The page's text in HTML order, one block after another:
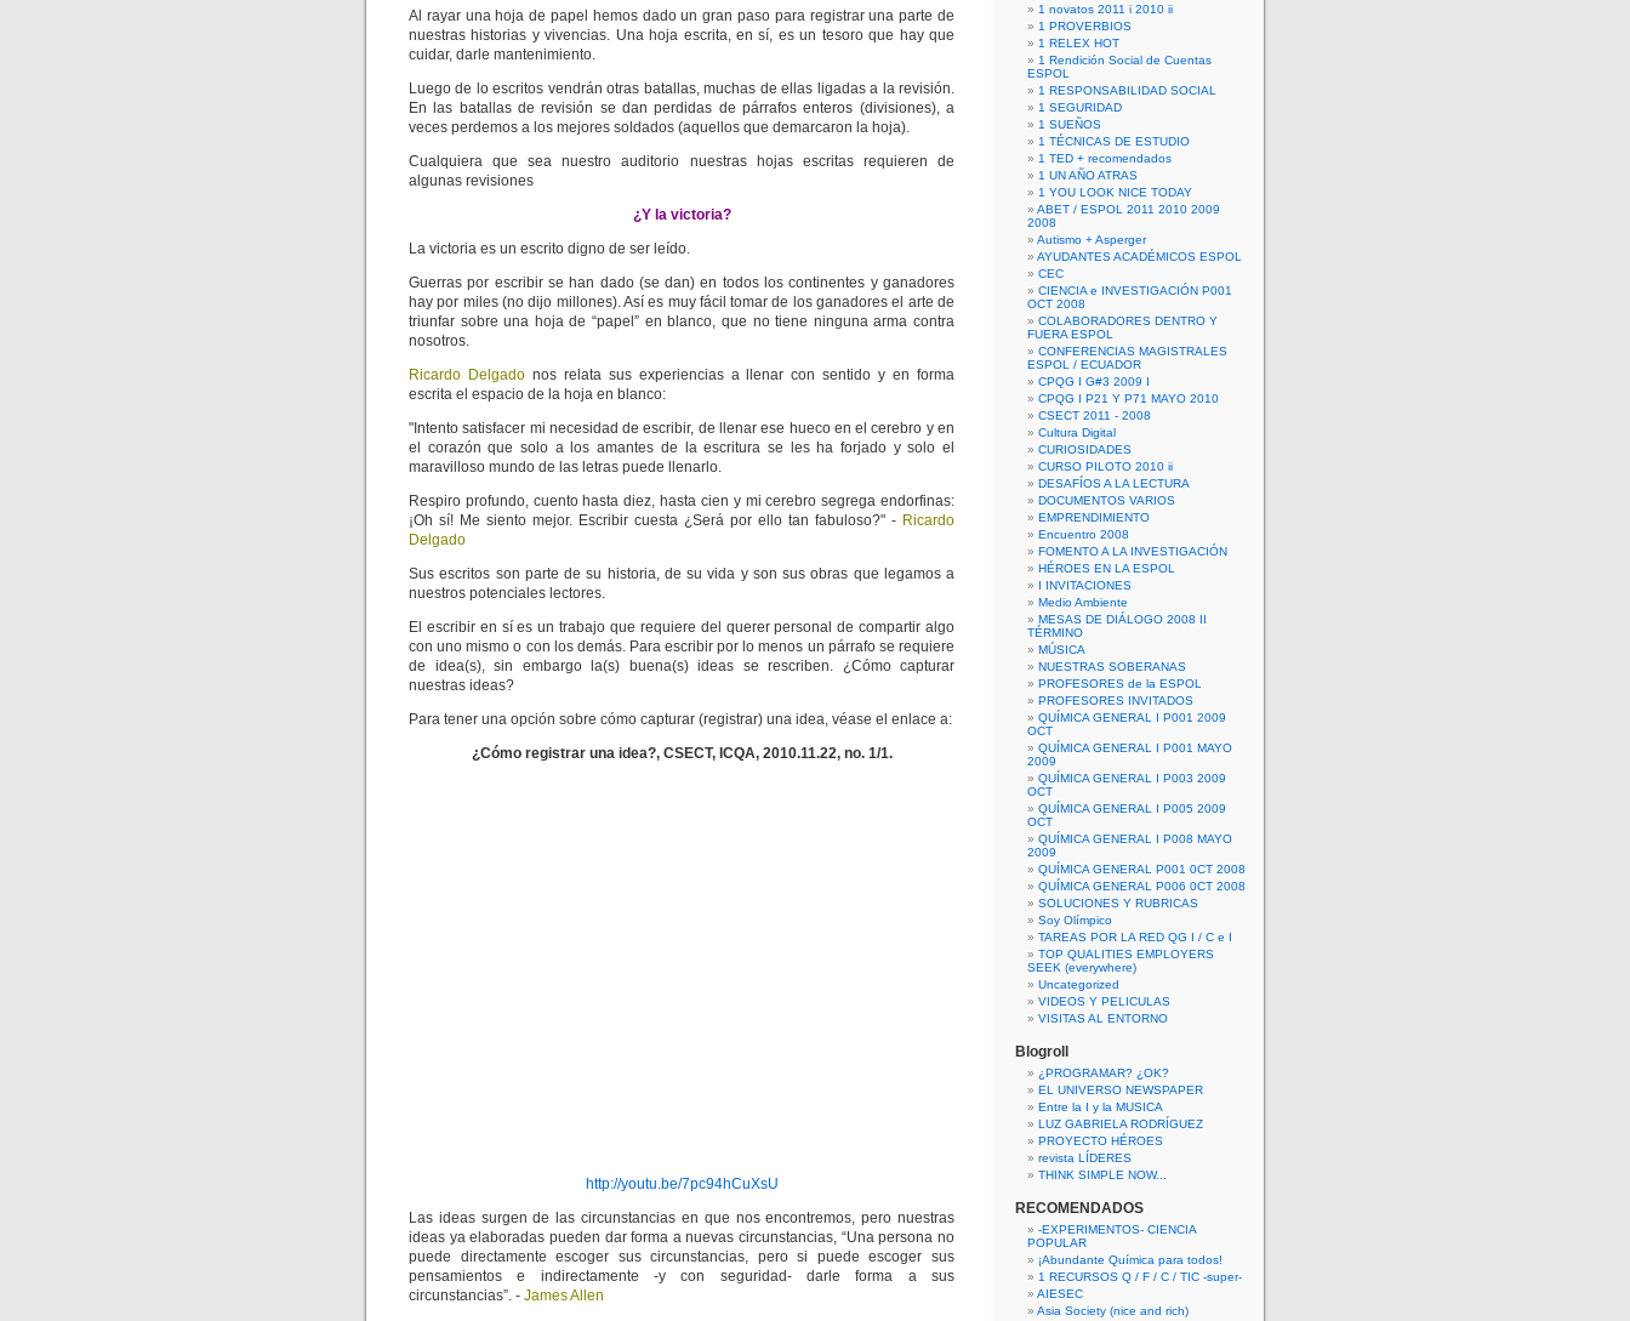
Al rayar una hoja de papel hemos dado un gran paso para registrar una parte de
nuestras historias y vivencias. Una hoja escrita, en sí, es un tesoro que hay que
cuidar, darle mantenimiento.
Luego de lo escritos vendrán otras batallas, muchas de ellas ligadas a la revisión.
En las batallas de revisión se dan perdidas de párrafos enteros (divisiones), a
veces perdemos a los mejores soldados (aquellos que demarcaron la hoja).
Cualquiera que sea nuestro auditorio nuestras hojas escritas requieren de
algunas revisiones
¿Y la victoria?
La victoria es un escrito digno de ser leído.
Guerras por escribir se han dado (se dan) en todos los continentes y ganadores
hay por miles (no dijo millones). Así es muy fácil tomar de los ganadores el arte de
triunfar sobre una hoja de “papel” en blanco, que no tiene ninguna arma contra
nosotros.
Ricardo Delgadonos relata sus experiencias a llenar con sentido y en forma
escrita el espacio de la hoja en blanco:
"Intento satisfacer mi necesidad de escribir, de llenar ese hueco en el cerebro y en
el corazón que solo a los amantes de la escritura se les ha forjado y solo el
maravilloso mundo de las letras puede llenarlo.
Respiro profundo, cuento hasta diez, hasta cien y mi cerebro segrega endorfinas:
¡Oh sí! Me siento mejor. Escribir cuesta ¿Será por ello tan fabuloso?" - Ricardo
Delgado
Sus escritos son parte de su historia, de su vida y son sus obras que legamos a
nuestros potenciales lectores.
El escribir en sí es un trabajo que requiere del querer personal de compartir algo
con uno mismo o con los demás. Para escribir por lo menos un párrafo se requiere
de idea(s), sin embargo la(s) buena(s) ideas se rescriben. ¿Cómo capturar
nuestras ideas?
Para tener una opción sobre cómo capturar (registrar) una idea, véase el enlace a:
¿Cómo registrar una idea?, CSECT, ICQA, 2010.11.22, no. 1/1.
http://youtu.be/7pc94hCuXsU
Las ideas surgen de las circunstancias en que nos encontremos, pero nuestras
ideas ya elaboradas pueden dar forma a nuevas circunstancias, “Una persona no
puede directamente escoger sus circunstancias, pero si puede escoger sus
pensamientos e indirectamente -y con seguridad- darle forma a sus
circunstancias”. - James Allen
1 novatos 2011 i 2010 ii
1 PROVERBIOS
1 RELEX HOT
1 Rendición Social de Cuentas
ESPOL
1 RESPONSABILIDAD SOCIAL
1 SEGURIDAD
1 SUEÑOS
1 TÉCNICAS DE ESTUDIO
1 TED + recomendados
1 UN AÑO ATRAS
1 YOU LOOK NICE TODAY
ABET / ESPOL 2011 2010 2009
2008
Autismo + Asperger
AYUDANTES ACADÉMICOS ESPOL
CEC
CIENCIA e INVESTIGACIÓN P001
OCT 2008
COLABORADORES DENTRO Y
FUERA ESPOL
CONFERENCIAS MAGISTRALES
ESPOL / ECUADOR
CPQG I G#3 2009 I
CPQG I P21 Y P71 MAYO 2010
CSECT 2011 - 2008
Cultura Digital
CURIOSIDADES
CURSO PILOTO 2010 ii
DESAFÍOS A LA LECTURA
DOCUMENTOS VARIOS
EMPRENDIMIENTO
Encuentro 2008
FOMENTO A LA INVESTIGACIÓN
HÉROES EN LA ESPOL
I INVITACIONES
Medio Ambiente
MESAS DE DIÁLOGO 2008 II
TÉRMINO
MÚSICA
NUESTRAS SOBERANAS
PROFESORES de la ESPOL
PROFESORES INVITADOS
QUÍMICA GENERAL I P001 2009
OCT
QUÍMICA GENERAL I P001 MAYO
2009
QUÍMICA GENERAL I P003 2009
OCT
QUÍMICA GENERAL I P005 2009
OCT
QUÍMICA GENERAL I P008 MAYO
2009
QUÍMICA GENERAL P001 0CT 2008
QUÍMICA GENERAL P006 0CT 2008
SOLUCIONES Y RUBRICAS
Soy Olímpico
TAREAS POR LA RED QG I / C e I
TOP QUALITIES EMPLOYERS
SEEK (everywhere)
Uncategorized
VIDEOS Y PELICULAS
VISITAS AL ENTORNO
Blogroll
¿PROGRAMAR? ¿OK?
EL UNIVERSO NEWSPAPER
Entre la I y la MUSICA
LUZ GABRIELA RODRÍGUEZ
PROYECTO HÉROES
revista LÍDERES
THINK SIMPLE NOW...
RECOMENDADOS
-EXPERIMENTOS- CIENCIA
POPULAR
¡Abundante Química para todos!
1 RECURSOS Q / F / C / TIC -super-
AIESEC
Asia Society (nice and rich)